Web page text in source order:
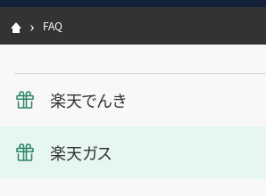
FAQ
楽天でんき
楽天ガス